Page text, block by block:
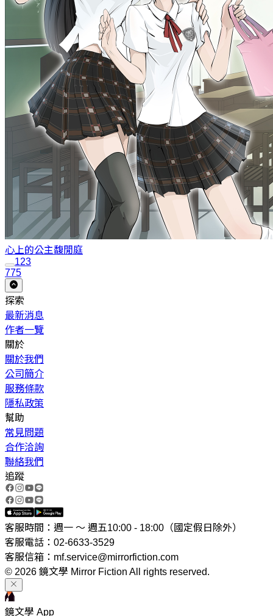
心上的公主馥閒庭
123
775
探索
最新消息
作者一覽
關於
關於我們
公司簡介
服務條款
隱私政策
幫助
常見問題
合作洽詢
聯絡我們
追蹤
客服時間：週一 ～ 週五10:00 - 18:00（國定假日除外）
客服電話：02-6633-3529
客服信箱：mf.service@mirrorfiction.com
© 2026 鏡文學 Mirror Fiction All rights reserved.
鏡文學 App